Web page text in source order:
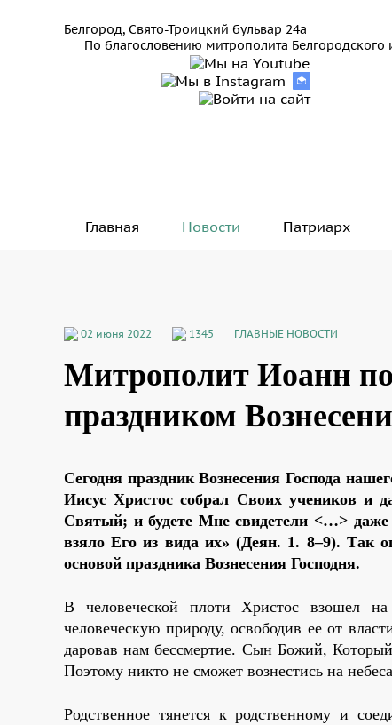
Белгород, Свято-Троицкий бульвар 24а
По благословению митрополита Белгородского
Главная Новости Патриарх
02 июня 2022 1345 ГЛАВНЫЕ НОВОСТИ
Митрополит Иоанн
праздником
Сегодня праздник Вознесения Господа
Иисус Христос собрал Своих учеников и
Святый; и будете Мне свидетели <…> даже
взяло Его из вида их» (Деян. 1. 8–9). Так
основой праздника Вознесения Господня.
В человеческой плоти Христос взошел
человеческую природу, освободив ее от
даровав нам бессмертие. Сын Божий,
Поэтому никто не сможет вознестись на
Родственное тянется к родственному и